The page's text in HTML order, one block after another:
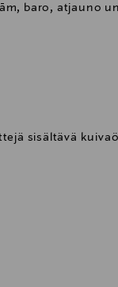
baro, atjauno
sisältävä